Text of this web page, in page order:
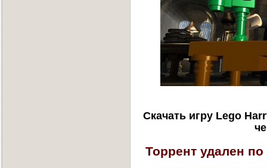
Скачать игру Lego
Торрент удален